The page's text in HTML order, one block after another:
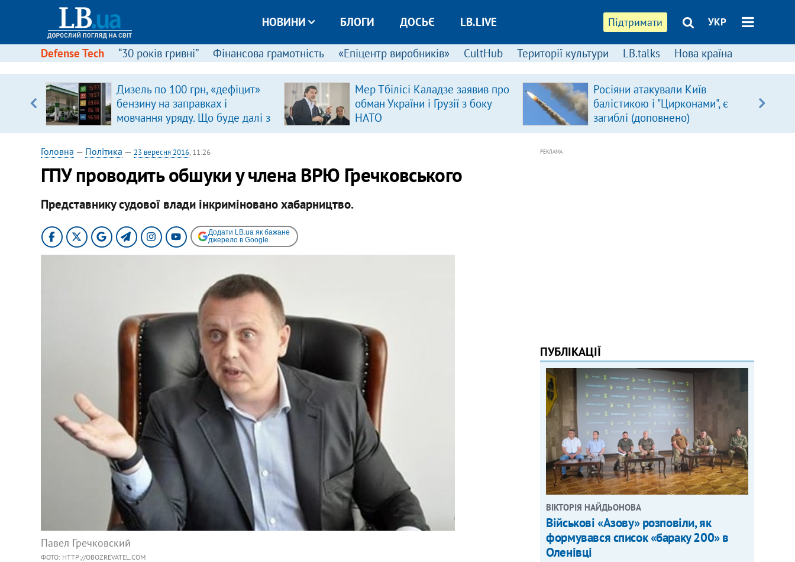
Підтримати УКР
НОВИНИ БЛОГИ ДОСЬЄ LB.LIVE
Defense Tech “30 років гривні” Фінансова грамотність «Епіцентр виробників» CultHub Території культури LB.talks Нова країна
Дизель по 100 грн, «дефіцит»
бензину на заправках і
мовчання уряду. Що буде далі з
цінами на пальне?
Мер Тбілісі Каладзе заявив про
обман України і Грузії з боку
НАТО
Росіяни атакували Київ
балістикою і "Цирконами", є
загиблі (доповнено)
Головна — Політика — 23 вересня 2016, 11:26
ГПУ проводить обшуки у члена ВРЮ Гречковського
Представнику судової влади інкриміновано хабарництво.
Додати LB.ua як бажане
джерело в Google
Павел Гречковский
ФОТО: HTTP://OBOZREVATEL.COM
РЕКЛАМА
ПУБЛІКАЦІЇ
ВІКТОРІЯ НАЙДЬОНОВА
Військові «Азову» розповіли, як
формувався список «бараку 200» в
Оленівці